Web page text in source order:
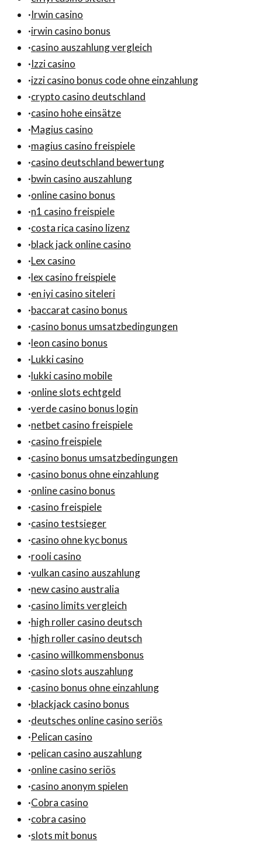
·Irwin casino
·irwin casino bonus
·casino auszahlung vergleich
·Izzi casino
·izzi casino bonus code ohne einzahlung
·crypto casino deutschland
·casino hohe einsätze
·Magius casino
·magius casino freispiele
·casino deutschland bewertung
·bwin casino auszahlung
·online casino bonus
·n1 casino freispiele
·costa rica casino lizenz
·black jack online casino
·Lex casino
·lex casino freispiele
·en iyi casino siteleri
·baccarat casino bonus
·casino bonus umsatzbedingungen
·leon casino bonus
·Lukki casino
·lukki casino mobile
·online slots echtgeld
·verde casino bonus login
·netbet casino freispiele
·casino freispiele
·casino bonus umsatzbedingungen
·casino bonus ohne einzahlung
·online casino bonus
·casino freispiele
·casino testsieger
·casino ohne kyc bonus
·rooli casino
·vulkan casino auszahlung
·new casino australia
·casino limits vergleich
·high roller casino deutsch
·high roller casino deutsch
·casino willkommensbonus
·casino slots auszahlung
·casino bonus ohne einzahlung
·blackjack casino bonus
·deutsches online casino seriös
·Pelican casino
·pelican casino auszahlung
·online casino seriös
·casino anonym spielen
·Cobra casino
·cobra casino
·slots mit bonus